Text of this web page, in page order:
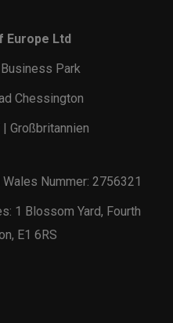
Europe Ltd
Park
Chessington
Großbritannien
Nummer: 2756321
1 Blossom Yard, Fourth
E1 6RS